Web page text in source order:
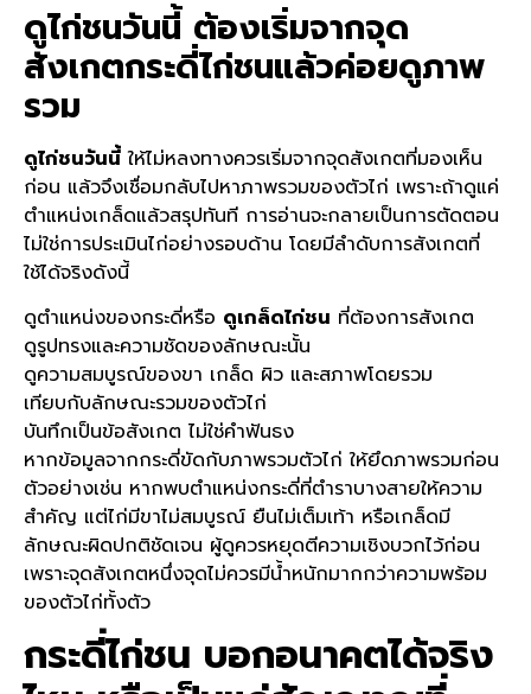
ดูไก่ชนวันนี้ ต้องเริ่มจากจุด
สังเกตกระดี่ไก่ชนแล้วค่อยดูภาพ
รวม
ดูไก่ชนวันนี้ ให้ไม่หลงทางควรเริ่มจากจุดสังเกตที่มองเห็น
ก่อน แล้วจึงเชื่อมกลับไปหาภาพรวมของตัวไก่ เพราะถ้าดูแค่
ตำแหน่งเกล็ดแล้วสรุปทันที การอ่านจะกลายเป็นการตัดตอน
ไม่ใช่การประเมินไก่อย่างรอบด้าน โดยมีลำดับการสังเกตที่
ใช้ได้จริงดังนี้
ดูตำแหน่งของกระดี่หรือ ดูเกล็ดไก่ชน ที่ต้องการสังเกต
ดูรูปทรงและความชัดของลักษณะนั้น
ดูความสมบูรณ์ของขา เกล็ด ผิว และสภาพโดยรวม
เทียบกับลักษณะรวมของตัวไก่
บันทึกเป็นข้อสังเกต ไม่ใช่คำฟันธง
หากข้อมูลจากกระดี่ขัดกับภาพรวมตัวไก่ ให้ยึดภาพรวมก่อน
ตัวอย่างเช่น หากพบตำแหน่งกระดี่ที่ตำราบางสายให้ความ
สำคัญ แต่ไก่มีขาไม่สมบูรณ์ ยืนไม่เต็มเท้า หรือเกล็ดมี
ลักษณะผิดปกติชัดเจน ผู้ดูควรหยุดตีความเชิงบวกไว้ก่อน
เพราะจุดสังเกตหนึ่งจุดไม่ควรมีน้ำหนักมากกว่าความพร้อม
ของตัวไก่ทั้งตัว
กระดี่ไก่ชน บอกอนาคตได้จริง